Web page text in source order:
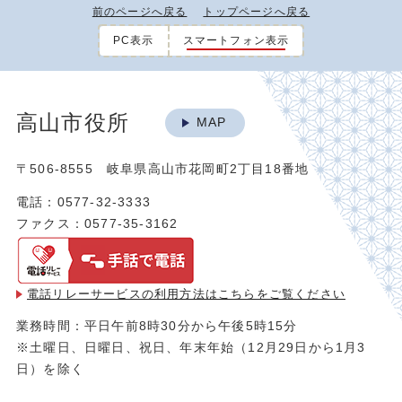
前のページへ戻る トップページへ戻る
PC表示 スマートフォン表示
高山市役所 MAP
〒506-8555 岐阜県高山市花岡町2丁目18番地
電話：0577-32-3333
ファクス：0577-35-3162
電話リレーサービスの利用方法は こちらをご覧ください
業務時間：平日午前8時30分から午後5時15分
※土曜日、日曜日、祝日、年末年始（12月29日から1月3
日）を除く